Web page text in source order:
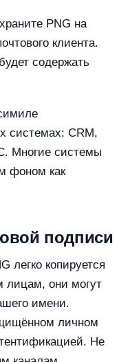
PNG на
клиента.
содержать
системах: CRM,
Многие системы
фоном как
подписи
легко копируется
лицам, они могут
имени.
личном
Не